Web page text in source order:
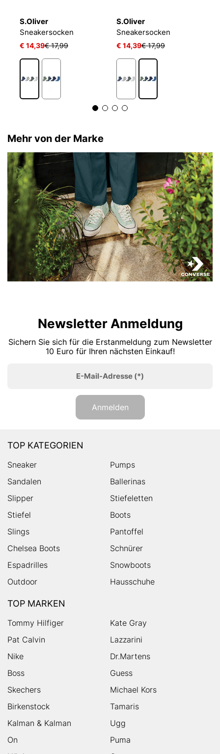
S.Oliver
Sneakersocken
€ 14,39€ 17,99
S.Oliver
Sneakersocken
€ 14,39€ 17,99
Mehr von der Marke
Newsletter Anmeldung
Sichern Sie sich für die Erstanmeldung zum Newsletter
10 Euro für Ihren nächsten Einkauf!
E-Mail-Adresse (*)
Anmelden
TOP KATEGORIEN
Sneaker
Pumps
Sandalen
Ballerinas
Slipper
Stiefeletten
Stiefel
Boots
Slings
Pantoffel
Chelsea Boots
Schnürer
Espadrilles
Snowboots
Outdoor
Hausschuhe
TOP MARKEN
Tommy Hilfiger
Kate Gray
Pat Calvin
Lazzarini
Nike
Dr.Martens
Boss
Guess
Skechers
Michael Kors
Birkenstock
Tamaris
Kalman & Kalman
Ugg
On
Puma